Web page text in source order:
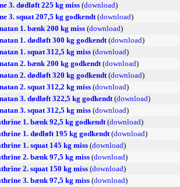
3. dødløft 225 kg miss (download)
3. squat 207,5 kg godkendt(download)
1. bænk 200 kg miss (download)
1. dødløft 300 kg godkendt(download)
1. squat 312,5 kg miss (download)
2. bænk 200 kg godkendt(download)
2. dødløft 320 kg godkendt(download)
2. squat 312,2 kg miss (download)
3. dødløft 322,5 kg godkendt(download)
3. squat 312,5 kg miss (download)
1. bænk 92,5 kg godkendt(download)
1. dødløft 195 kg godkendt(download)
1. squat 145 kg miss (download)
2. bænk 97,5 kg miss (download)
2. squat 150 kg miss (download)
3. bænk 97,5 kg miss (download)